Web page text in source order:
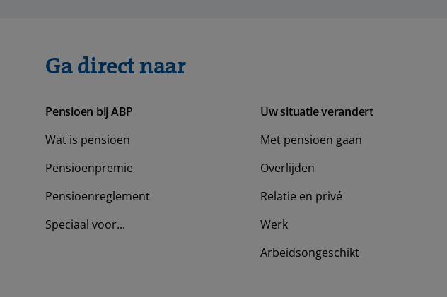
Ga direct naar
Pensioen bij ABP
Wat is pensioen
Pensioenpremie
Pensioenreglement
Speciaal voor...
Uw situatie verandert
Met pensioen gaan
Overlijden
Relatie en privé
Werk
Arbeidsongeschikt